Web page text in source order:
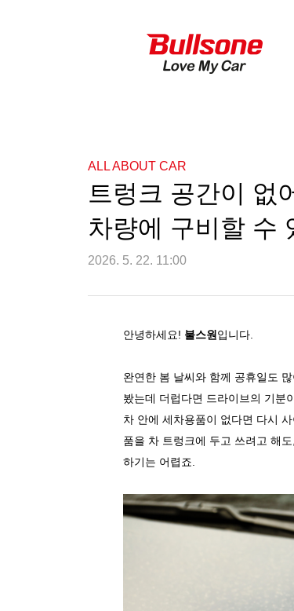
ALL ABOUT CAR
트렁크 공간이 없
차량에 구비할 수
2026. 5. 22. 11:00
안녕하세요! 불스원 입니다
완연한 봄 날씨와 함께 공휴일도
봤는데 더럽다면 드라이브의 기분
차 안에 세차용품이 없다면 다시
품을 차 트렁크에 두고 쓰려고 해도
하기는 어렵죠